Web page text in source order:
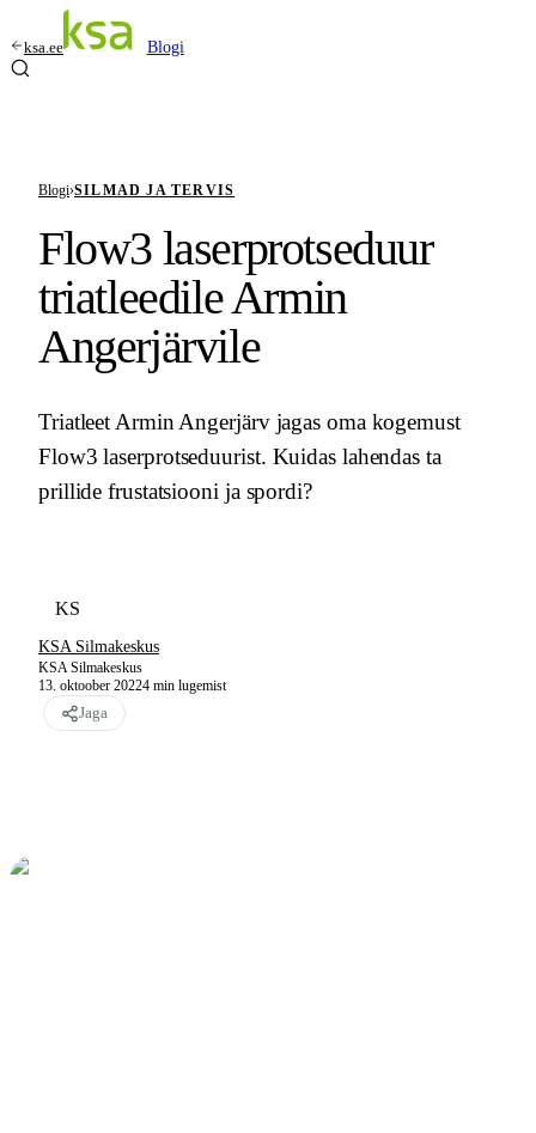
ksa.ee Blogi
Blogi›SILMAD JA TERVIS
Flow3 laserprotseduur
triatleedile Armin
Angerjärvile
Triatleet Armin Angerjärv jagas oma kogemust
Flow3 laserprotseduurist. Kuidas lahendas ta
prillide frustatsiooni ja spordi?
KS
KSA Silmakeskus
KSA Silmakeskus
13. oktoober 20224 min lugemist
Jaga